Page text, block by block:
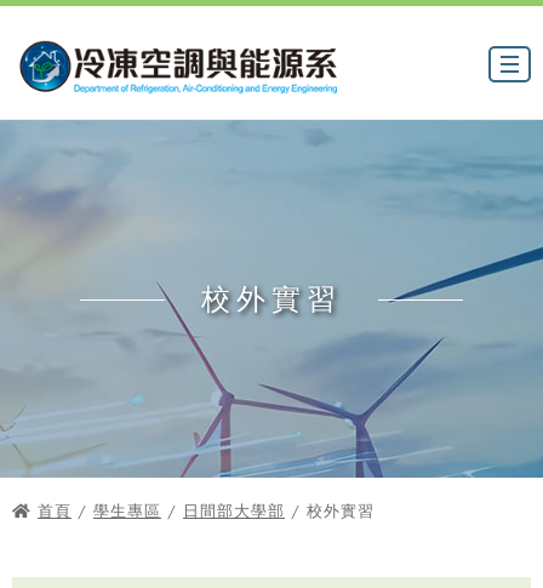
校外實習
首頁 / 學生專區 / 日間部大學部 / 校外實習